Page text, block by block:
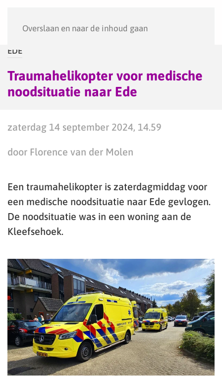
Overslaan en naar de inhoud gaan
EDE
Traumahelikopter voor medische
noodsituatie naar Ede
zaterdag 14 september 2024, 14.59
door Florence van der Molen
Een traumahelikopter is zaterdagmiddag voor
een medische noodsituatie naar Ede gevlogen.
De noodsituatie was in een woning aan de
Kleefsehoek.